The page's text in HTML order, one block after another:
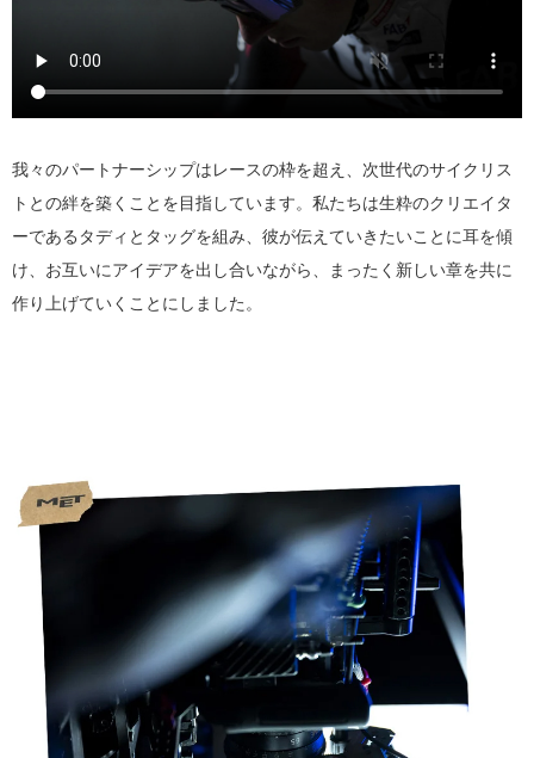
我々のパートナーシップはレースの枠を超え、次世代のサイクリス
トとの絆を築くことを目指しています。私たちは生粋のクリエイタ
ーであるタディとタッグを組み、彼が伝えていきたいことに耳を傾
け、お互いにアイデアを出し合いながら、まったく新しい章を共に
作り上げていくことにしました。